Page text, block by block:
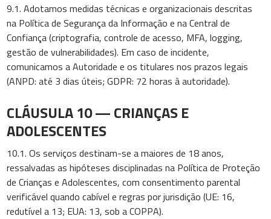
9.1. Adotamos medidas técnicas e organizacionais descritas
na Política de Segurança da Informação e na Central de
Confiança (criptografia, controle de acesso, MFA, logging,
gestão de vulnerabilidades). Em caso de incidente,
comunicamos a Autoridade e os titulares nos prazos legais
(ANPD: até 3 dias úteis; GDPR: 72 horas à autoridade).
CLÁUSULA 10 — CRIANÇAS E
ADOLESCENTES
10.1. Os serviços destinam-se a maiores de 18 anos,
ressalvadas as hipóteses disciplinadas na Política de Proteção
de Crianças e Adolescentes, com consentimento parental
verificável quando cabível e regras por jurisdição (UE: 16,
redutível a 13; EUA: 13, sob a COPPA).